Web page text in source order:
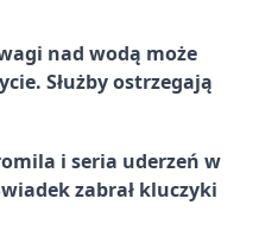
nad wodą może
Służby ostrzegają
i seria uderzeń w
zabrał kluczyki